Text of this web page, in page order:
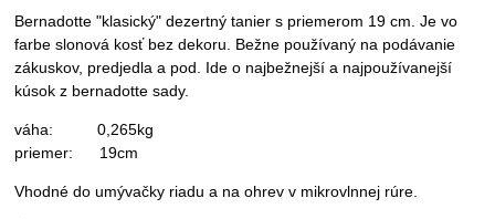
Bernadotte "klasický" dezertný tanier s priemerom 19 cm. Je vo
farbe slonová kosť bez dekoru. Bežne používaný na podávanie
zákuskov, predjedla a pod. Ide o najbežnejší a najpoužívanejší
kúsok z bernadotte sady.
váha: 0,265kg
priemer: 19cm
Vhodné do umývačky riadu a na ohrev v mikrovlnnej rúre.